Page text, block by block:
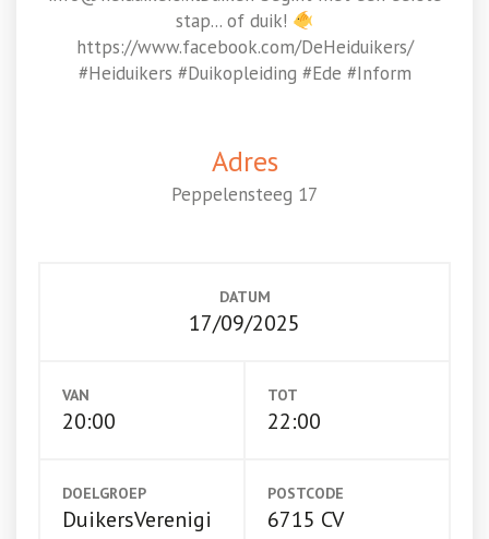
stap... of duik!
https://www.facebook.com/DeHeiduikers/
#Heiduikers #Duikopleiding #Ede #Inform
Adres
Peppelensteeg 17
DATUM
17/09/2025
VAN
20:00
TOT
22:00
DOELGROEP
DuikersVerenigi
POSTCODE
6715 CV